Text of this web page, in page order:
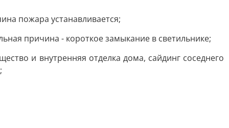
пожара устанавливается;
причина - короткое замыкание в светильнике;
и внутренняя отделка дома, сайдинг соседнего